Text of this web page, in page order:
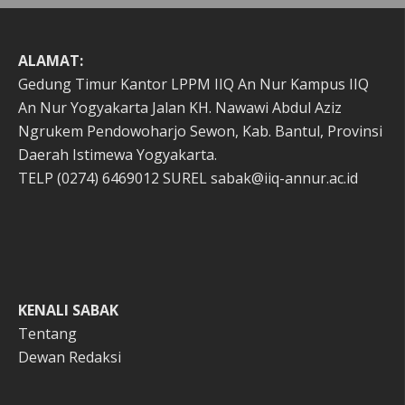
ALAMAT:
Gedung Timur Kantor LPPM IIQ An Nur Kampus IIQ
An Nur Yogyakarta Jalan KH. Nawawi Abdul Aziz
Ngrukem Pendowoharjo Sewon, Kab. Bantul, Provinsi
Daerah Istimewa Yogyakarta.
TELP (0274) 6469012 SUREL sabak@iiq-annur.ac.id
KENALI SABAK
Tentang
Dewan Redaksi